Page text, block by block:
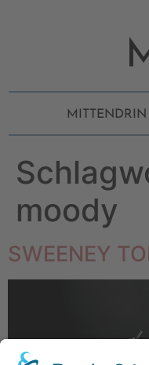
MITTENDRIN
moody
SWEENEY